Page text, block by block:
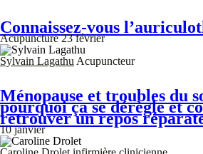
Connaissez-vous
Acupuncture23 février
Sylvain Lagathu Acupuncteur
Ménopause et troubles du
pourquoi ça se dérègle et
retrouver un repos
10 janvier